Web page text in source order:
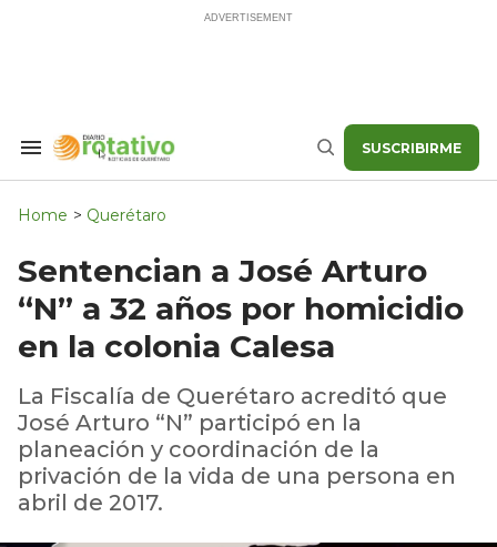
Search
Navigation
Buscar SUSCRIBIRME
Home > Querétaro
Sentencian a José Arturo
“N” a 32 años por homicidio
en la colonia Calesa
La Fiscalía de Querétaro acreditó que
José Arturo “N” participó en la
planeación y coordinación de la
privación de la vida de una persona en
abril de 2017.